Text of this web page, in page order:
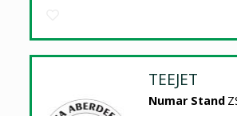
TEEJET
Numar Stand